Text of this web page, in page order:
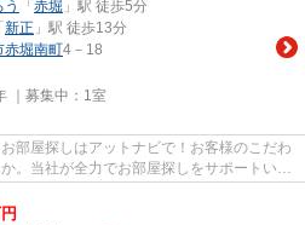
「 赤堀 」駅 徒歩5分
新正 」駅 徒歩13分
赤堀南町4－18
｜募集中： 1室
部屋探しはアットナビで！お客様のこだわ
。当社が全力でお部屋探しをサポートいた
円